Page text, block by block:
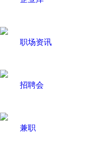
职场资讯
招聘会
兼职